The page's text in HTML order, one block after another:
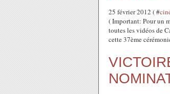
25 février 2012 ( #
( Important: Pour un
toutes les vidéos de
cette 37ème